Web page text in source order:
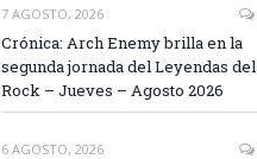
7 AGOSTO, 2026
Crónica: Arch Enemy brilla en la
segunda jornada del Leyendas del
Rock – Jueves – Agosto 2026
6 AGOSTO, 2026